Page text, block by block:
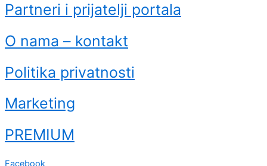
Partneri i prijatelji portala
O nama – kontakt
Politika privatnosti
Marketing
PREMIUM
Facebook